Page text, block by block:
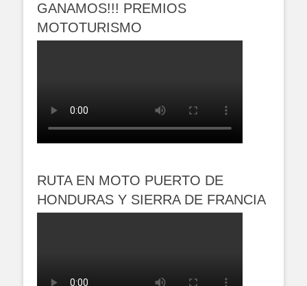
GANAMOS!!! PREMIOS
MOTOTURISMO
RUTA EN MOTO PUERTO DE
HONDURAS Y SIERRA DE FRANCIA